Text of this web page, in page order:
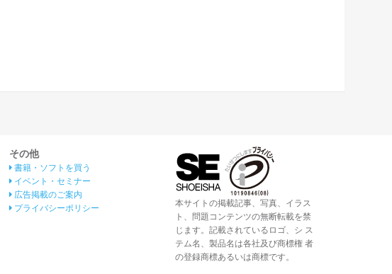
その他
書籍・ソフトを買う
イベント・セミナー
広告掲載のご案内
プライバシーポリシー
本サイトの掲載記事、写真、イラス
ト、問題コンテンツの無断転載を禁
じます。記載されているロゴ、シ ス
テム名、製品名は各社及び商標権 者
の登録商標あるいは商標です。